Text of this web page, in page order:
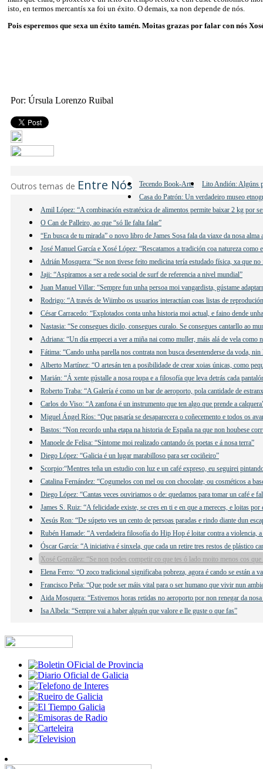
isto, en termos mercantís xa foi un éxito. O demais, xa non depende de nós.
Pois esperemos que sexa un éxito tamén. Moitas grazas por falar con nós
Por: Úrsula Lorenzo Ruibal
Outros temas de Entre Nós Tecendo Book-Arts
Lito Andión: Algúns
Casa do Patrón: Un verdadeiro museo
Amil López: “A combinación estratéxica de alimentos permite baixar 2 kg por
O Can de Palleiro, ao que “só lle falta falar”
“En busca de tu mirada” o novo libro de James Sosa fala da viaxe da nosa alma
José Manuel García e Xosé López: “Rescatamos a tradición coa natureza como
Adrián Mosquera: “Se non tivese feito medicina tería estudado física, xa que
Jaji: “Aspiramos a ser a rede social de surf de referencia a nivel mundial”
Juan Manuel Villar: “Sempre fun unha persoa moi vangardista, gústame
Rodrigo: “A través de Wiimbo os usuarios interactúan coas listas de
César Carracedo: “Explotados conta unha historia moi actual, e faino dende
Nastasia: “Se consegues dicilo, consegues curalo. Se consegues cantarllo ao
Adriana: “Un día empecei a ver a miña nai como muller, máis alá de vela como
Fátima: “Cando unha parella nos contrata non busca desentenderse da voda,
Alberto Martínez: “O artesán ten a posibilidade de crear xoias únicas, como
Marián: “Á xente gústalle a nosa roupa e a filosofía que leva detrás cada
Roberto Traba: “A Galería é como un bar de aeroporto, pola cantidade de
Carlos do Viso: “A zanfona é un instrumento que ten algo que prende a
Miguel Ángel Ríos: “Que pasaría se desaparecera o coñecemento e todos os
Bastos: “Non recordo unha etapa na historia de España na que non houbese
Manoele de Felisa: “Síntome moi realizado cantando ós poetas e á nosa terra”
Diego López: “Galicia é un lugar marabilloso para ser cociñeiro”
Scorpio:“Mentres teña un estudio con luz e un café expreso, eu seguirei
Catalina Fernández: “Cogumelos con mel ou con chocolate, ou cosméticos a
Diego López: “Cantas veces ouviriamos o de: quedamos para tomar un café e
James S. Ruiz: “A felicidade existe, se cres en ti e en que a mereces, e loitas por
Xesús Ron: “De súpeto ves un cento de persoas paradas e rindo diante dun
Rubén Hamade: “A verdadeira filosofía do Hip Hop é loitar contra a violencia,
Óscar García: “A iniciativa é sinxela, que cada un retire tres restos de plástico
Xosé González: “Se non podes competir co que tes ó lado moito menos cos que
Elena Ferro: “O zoco tradicional significaba pobreza, agora é cando se están a
Francisco Peña: “Que pode ser máis vital para o ser humano que vivir nun
Aida Mosquera: “Estivemos horas retidas no aeroporto por non renegar da
Isa Albela: “Sempre vai a haber alguén que valore e lle guste o que fas”